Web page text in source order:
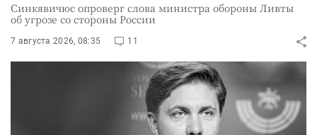
Синкявичюс опроверг слова министра обороны Ливты
об угрозе со стороны России
7 августа 2026, 08:35 11